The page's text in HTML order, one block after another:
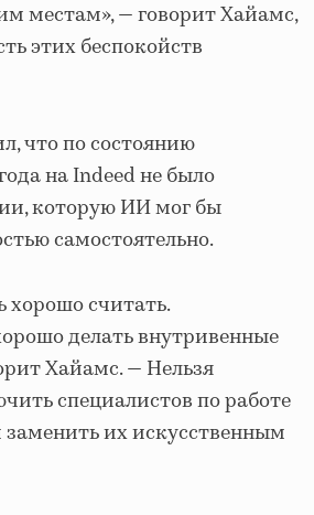
местам», — говорит Хайамс,
этих беспокойств
что по состоянию
на Indeed не было
которую ИИ мог бы
самостоятельно.
считать.
делать внутривенные
Хайамс. — Нельзя
специалистов по работе
их искусственным